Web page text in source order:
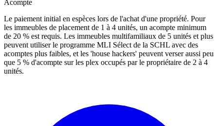
Acompte
Le paiement initial en espèces lors de l'achat d'une propriété. Pour
les immeubles de placement de 1 à 4 unités, un acompte minimum
de 20 % est requis. Les immeubles multifamiliaux de 5 unités et plus
peuvent utiliser le programme MLI Sélect de la SCHL avec des
acomptes plus faibles, et les 'house hackers' peuvent verser aussi peu
que 5 % d'acompte sur les plex occupés par le propriétaire de 2 à 4
unités.